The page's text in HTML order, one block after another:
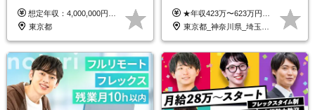
想定年収：4,000,000円 ～ 8,000,000円 月給：288,000円 ～ 570,000円 ※ご経験・能力に応じて決定いたします。 ※上記額にはみなし残業代を含みます。 ※超過分は全額支給いたします。 ※みなし残業代 45,000円 ～ 89,050円／月 ※みなし残業時間 20時間／月 ※試用期間：3ヶ月（試用期間中の待遇に差異はありません） 【固定残業代について】 固定残業20時間分（45,000円～89,050円）を含む ※超過分は別途全額支給
東京都
中*ブランクOK*全国どこでも
働ける
★年収423万〜623万円のモデルあり（想定時間外手当10時間分含む） ★半年に一度ドカンと支給のボーナスあり（半年に1度最大150万円） 月給25万円〜＋各種手当＋インセンティブ ＊リモートワーク手当（4000円/月） ＊リモートワーク一時金（1万5000円） ＊残業手当全額支給 ※経験・スキルにより月給を決定します ※試用期間：2ヵ月あり。期間中の雇用形態・給与・待遇に変更はありません 《頑張りはインセンティブとして還元！》 当社は5段階の評価制度を導入。 半期に1回の評価で最高ランク（5点）を獲得したメンバーには、 150万円のインセンティブを支給！ これが半年に一度のインセンティブとして支給されるため、 成果を出した分だけまとまった収入を得られる仕組みです。 【固定残業代について】 なし（残業代は、実際の労働時間に応じて別途全額支給）
東京都_神奈川県_埼玉県_千葉県_大阪府_愛知県_北海道_青森県_岩手県_宮城県_秋田県_山形県_福島県_茨城県_栃木県_群馬県_新潟県_山梨県_長野県_富山県_石川県_福井県_静岡県_岐阜県_三重県_兵庫県_京都府_滋賀県_奈良県_和歌山県_広島県_岡山県_鳥取県_島根県_山口県_徳島県_香川県_愛媛県_高知県_福岡県_熊本県_佐賀県_長崎県_大分県_宮崎県_鹿児島県_沖縄県